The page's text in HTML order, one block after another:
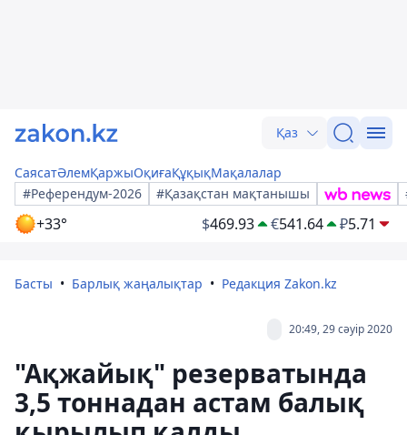
Қаз
СаясатӘлемҚаржыОқиғаҚұқықМақалалар
#Референдум-2026
#Қазақстан мақтанышы
+33° $469.93 €541.64 ₽5.71
Басты Барлық жаңалықтар Редакция Zakon.kz
20:49, 29 сәуір 2020
"Ақжайық" резерватында
3,5 тоннадан астам балық